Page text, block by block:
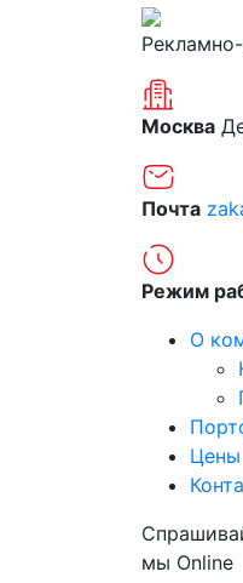
Москва
Почта
Режим
О
Цены
мы Online